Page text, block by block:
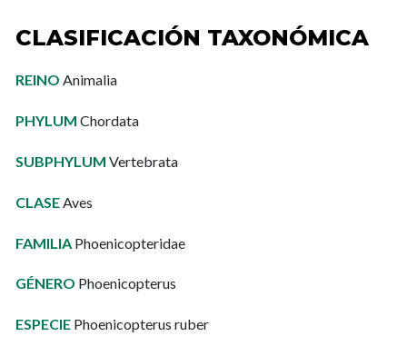
CLASIFICACIÓN TAXONÓMICA
REINO Animalia
PHYLUM Chordata
SUBPHYLUM Vertebrata
CLASE Aves
FAMILIA Phoenicopteridae
GÉNERO Phoenicopterus
ESPECIE Phoenicopterus ruber